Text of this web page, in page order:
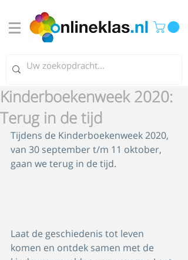
Kinderboekenweek 2020:
Terug in de tijd
Tijdens de Kinderboekenweek 2020,
van 30 september t/m 11 oktober,
gaan we terug in de tijd.
Laat de geschiedenis tot leven
komen en ontdek samen met de